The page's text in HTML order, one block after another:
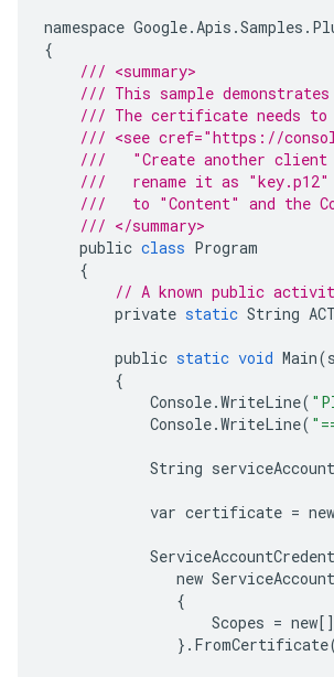
namespace Google.Apis .Samples .
{
/// <summary>
/// This sample
/// The certificate needs to
/// <see cref="https://
///   "Create another client
///   rename it as
///   to "Content" and the
/// </summary>
public class Program
{
// A known public
private static String
public static void Main(
{
Console.WriteLine(
Console.WriteLine(
String
var certificate = new
new
{
Scopes = new[]
}. FromCertificate